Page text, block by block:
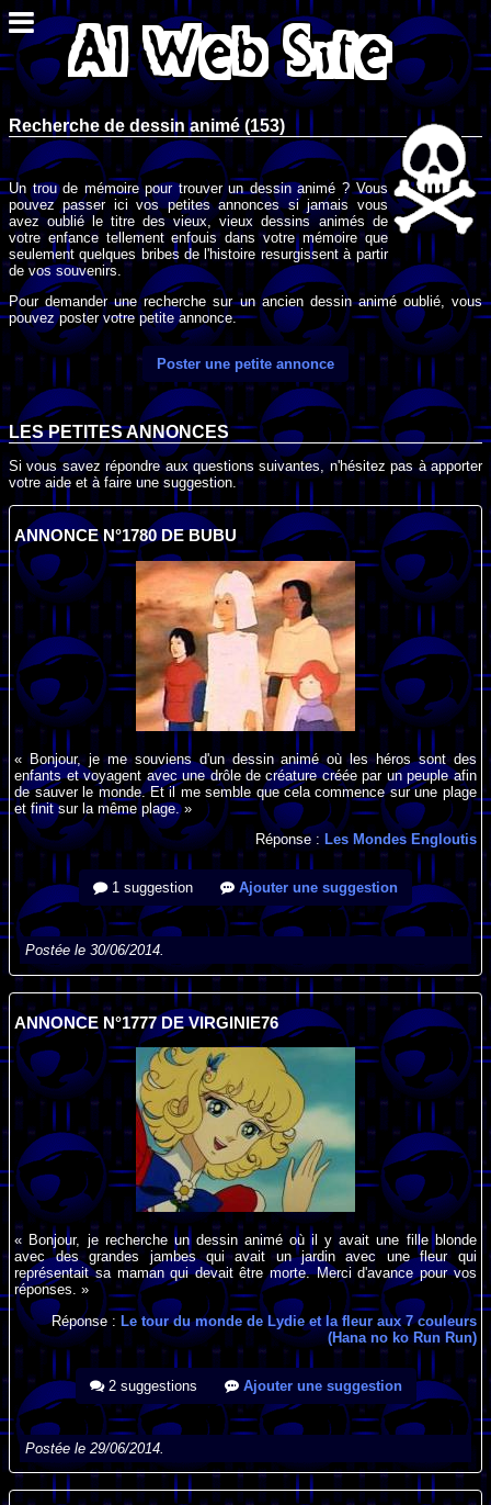
Recherche de dessin animé (153)
Un trou de mémoire pour trouver un dessin animé ? Vous
pouvez passer ici vos petites annonces si jamais vous
avez oublié le titre des vieux, vieux dessins animés de
votre enfance tellement enfouis dans votre mémoire que
seulement quelques bribes de l'histoire resurgissent à partir
de vos souvenirs.
Pour demander une recherche sur un ancien dessin animé oublié, vous
pouvez poster votre petite annonce.
Poster une petite annonce
LES PETITES ANNONCES
Si vous savez répondre aux questions suivantes, n'hésitez pas à apporter
votre aide et à faire une suggestion.
ANNONCE N°1780 DE BUBU
« Bonjour, je me souviens d'un dessin animé où les héros sont des
enfants et voyagent avec une drôle de créature créée par un peuple afin
de sauver le monde. Et il me semble que cela commence sur une plage
et finit sur la même plage. »
Réponse : Les Mondes Engloutis
1 suggestion Ajouter une suggestion
Postée le 30/06/2014.
ANNONCE N°1777 DE VIRGINIE76
« Bonjour, je recherche un dessin animé où il y avait une fille blonde
avec des grandes jambes qui avait un jardin avec une fleur qui
représentait sa maman qui devait être morte. Merci d'avance pour vos
réponses. »
Réponse : Le tour du monde de Lydie et la fleur aux 7 couleurs
(Hana no ko Run Run)
2 suggestions Ajouter une suggestion
Postée le 29/06/2014.